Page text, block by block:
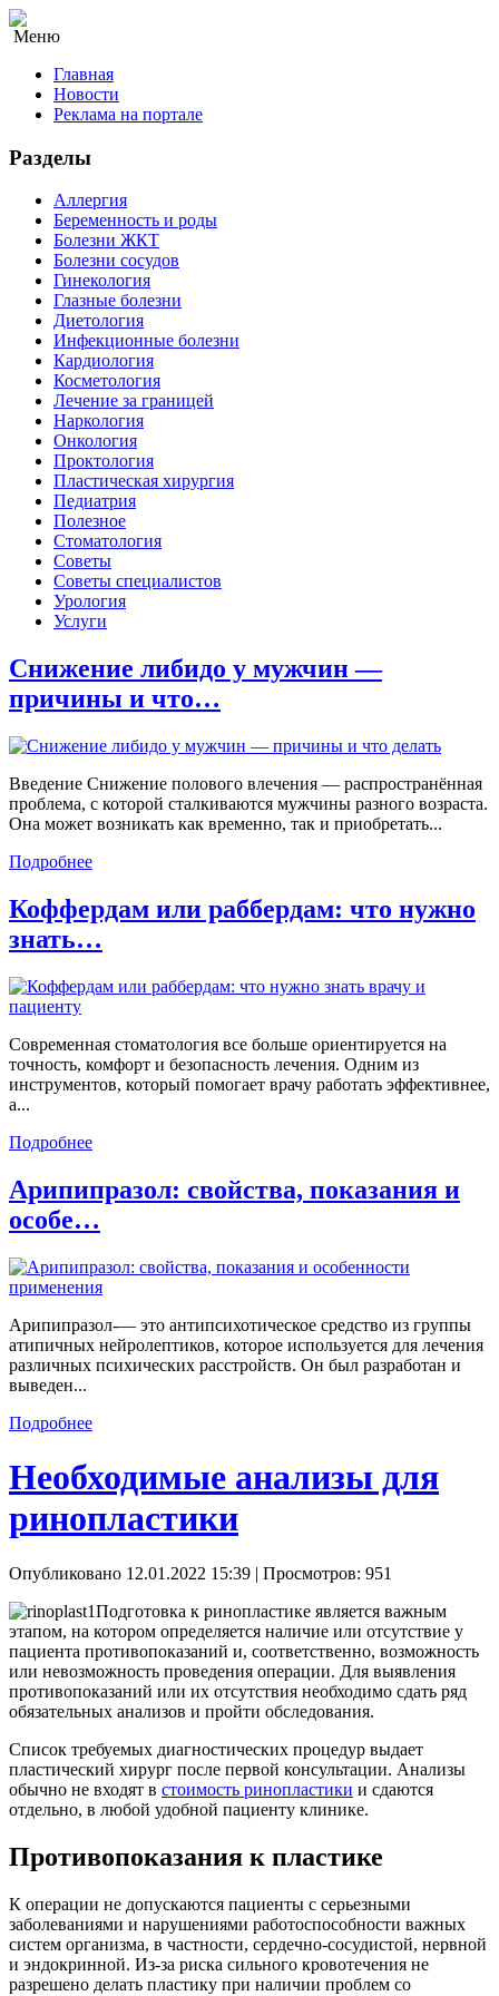
Меню
Главная
Новости
Реклама на портале
Разделы
Аллергия
Беременность и роды
Болезни ЖКТ
Болезни сосудов
Гинекология
Глазные болезни
Диетология
Инфекционные болезни
Кардиология
Косметология
Лечение за границей
Наркология
Онкология
Проктология
Пластическая хирургия
Педиатрия
Полезное
Стоматология
Советы
Советы специалистов
Урология
Услуги
Снижение либидо у мужчин —
причины и что…
Введение Снижение полового влечения — распространённая
проблема, с которой сталкиваются мужчины разного возраста.
Она может возникать как временно, так и приобретать...
Подробнее
Коффердам или раббердам: что нужно
знать…
Современная стоматология все больше ориентируется на
точность, комфорт и безопасность лечения. Одним из
инструментов, который помогает врачу работать эффективнее,
а...
Подробнее
Арипипразол: свойства, показания и
особе…
Арипипразол-— это антипсихотическое средство из группы
атипичных нейролептиков, которое используется для лечения
различных психических расстройств. Он был разработан и
выведен...
Подробнее
Необходимые анализы для
ринопластики
Опубликовано 12.01.2022 15:39 | Просмотров: 951
Подготовка к ринопластике является важным
этапом, на котором определяется наличие или отсутствие у
пациента противопоказаний и, соответственно, возможность
или невозможность проведения операции. Для выявления
противопоказаний или их отсутствия необходимо сдать ряд
обязательных анализов и пройти обследования.
Список требуемых диагностических процедур выдает
пластический хирург после первой консультации. Анализы
обычно не входят в стоимость ринопластики и сдаются
отдельно, в любой удобной пациенту клинике.
Противопоказания к пластике
К операции не допускаются пациенты с серьезными
заболеваниями и нарушениями работоспособности важных
систем организма, в частности, сердечно-сосудистой, нервной
и эндокринной. Из-за риска сильного кровотечения не
разрешено делать пластику при наличии проблем со